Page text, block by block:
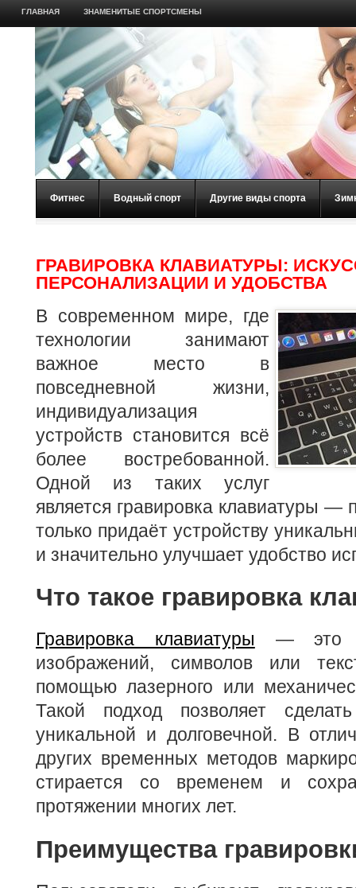
ГЛАВНАЯ ЗНАМЕНИТЫЕ СПОРТСМЕНЫ
Фитнес Водный спорт Другие виды спорта
ГРАВИРОВКА КЛАВИАТУРЫ:
ПЕРСОНАЛИЗАЦИИ И УДОБСТВА
В современном мире, где
технологии занимают
важное место в
повседневной жизни,
индивидуализация
устройств становится всё
более востребованной.
Одной из таких услуг
является гравировка клавиатуры —
только придаёт устройству
и значительно улучшает удобство
Что такое гравировка
Гравировка клавиатуры — это
изображений, символов или
помощью лазерного или
Такой подход позволяет
уникальной и долговечной. В
других временных методов
стирается со временем и
протяжении многих лет.
Преимущества